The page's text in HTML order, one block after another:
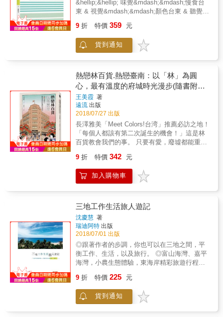
是欣賞山海景色、買買特產而已！在地人推薦
100件小事，有美食、美景、有親切的人
&hellip;&hellip;等你一起體驗。 ◎海線、山
較狹長，鄉鎮四散各處。本書以海岸、縱谷、
市區分類篇章，帶你從海線玩到山線，再走回
市區，完整體驗台東之美。 ◎景點索引搭配地
類的景點索引，搭配鄉鎮區域地圖使用，讓讀
者能夠認識台東各鄉鎮的地理位置，輕鬆安排
行程。
&hellip;&hellip; 味覺&mdash;&mdash;慢食台
東 & 視覺&mdash;&mdash;顏色台東 & 聽覺
&mdash;&mdash;觸摸台東 嗅覺
&mdash;&mdash;氣味台東 2012年，《緩慢。
台東。旅》一書出版，在始終將台東與花蓮連
氣。 對於作者蕭裕奇而言，台東是一個緣分之
地，成就了現在的他。雖然他自稱是台東的門
外漢，然而對台東來說，他是一個深情的知
音，總能看到台東最深刻的模樣，認為台東是
個真正能讓人釋放身體裡的原始感官與靈魂的
膩的情感與緩慢的步調依舊，但更要打開讀者
的各種感官，以五感作為引子，在旅行台東之
外，感知台東這些年來的變化，並找尋自己心
目中台東的樣子。 ※隨書附贈電子地圖連結，
9 折 特價 359 元
貨到通知
熱戀林百貨.熱戀臺南：以「林」為圓
心，最有溫度的府城時光漫步(隨書附贈
銅板小旅行.府城散策地圖)
王美霞 著
遠流 出版
2018/07/27 出版
長澤雅美「Meet Colors!台湾」推薦必訪之地！
「每個人都該有第二次誕生的機會！」這是林
百貨教會我們的事。 只要有愛，廢墟都能重生
現場，用歲月沖泡林百貨的動人故事， 拉張椅
子，讓美霞老師慢慢說給你聽&hellip;&hellip; &
她，是府城時間的記憶。新奇的舶來品、現代
記。 她，是城市裡的一首詩。那些細微的建築
肌理、朝暾夕照，或是透窗撒落的光影，古蹟
的歷史空間與現代的常民生活對話，乍然有一
份悸動。 歷經頹圮、重生，仿如勇敢穿越時空
的健行者，繁華再次轉身照面，成就最有溫度
的場域，她是──林百貨。做為一個全臺灣最小
的百貨，讓人親近的臺南文創基地，林百貨重
新詮釋了文化與創意結合的意義，她是城市與
市民共同創造的奇蹟，是世界看見臺灣的窗
采、文學的慢讀、人情的馨芳，還有創思的內
涵。書裡，有著文學家葉石濤文字的聲聲呼
喚；有著振發茶行、舊來發餅舖等百年老店手
9 折 特價 342 元
加入購物車
三地工作生活旅人遊記
沈慶慧 著
瑞迪阿特 出版
2018/07/01 出版
◎跟著作者的步調，你也可以在三地之間，平
衡工作、生活，以及旅行。 ◎富山海灣、嘉平
海灣，小農生態體驗，東海岸精彩旅遊行程規
感受群島之間特有的大地閒暇美學。 & 折映天
光的粼粼海浪在腳下翻騰出美麗的弧線， 隨之
衝撞聽覺的，是柔軟水波沖刷蜿蜒海岸的濤浪
9 折 特價 225 元
貨到通知